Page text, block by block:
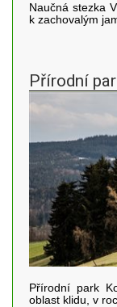
Naučná stezka
k zachovalým
Přírodní
Přírodní park
oblast klidu, v